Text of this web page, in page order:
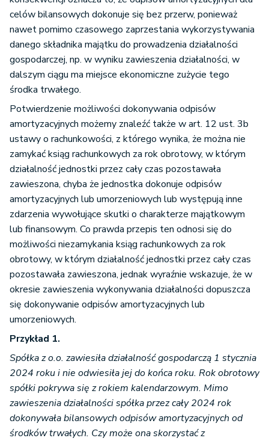
celów bilansowych dokonuje się bez przerw, ponieważ
nawet pomimo czasowego zaprzestania wykorzystywania
danego składnika majątku do prowadzenia działalności
gospodarczej, np. w wyniku zawieszenia działalności, w
dalszym ciągu ma miejsce ekonomiczne zużycie tego
środka trwałego.
Potwierdzenie możliwości dokonywania odpisów
amortyzacyjnych możemy znaleźć także w art. 12 ust. 3b
ustawy o rachunkowości, z którego wynika, że można nie
zamykać ksiąg rachunkowych za rok obrotowy, w którym
działalność jednostki przez cały czas pozostawała
zawieszona, chyba że jednostka dokonuje odpisów
amortyzacyjnych lub umorzeniowych lub występują inne
zdarzenia wywołujące skutki o charakterze majątkowym
lub finansowym. Co prawda przepis ten odnosi się do
możliwości niezamykania ksiąg rachunkowych za rok
obrotowy, w którym działalność jednostki przez cały czas
pozostawała zawieszona, jednak wyraźnie wskazuje, że w
okresie zawieszenia wykonywania działalności dopuszcza
się dokonywanie odpisów amortyzacyjnych lub
umorzeniowych.
Przykład 1.
Spółka z o.o. zawiesiła działalność gospodarczą 1 stycznia
2024 roku i nie odwiesiła jej do końca roku. Rok obrotowy
spółki pokrywa się z rokiem kalendarzowym. Mimo
zawieszenia działalności spółka przez cały 2024 rok
dokonywała bilansowych odpisów amortyzacyjnych od
środków trwałych. Czy może ona skorzystać z